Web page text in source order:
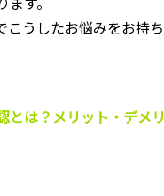
こうしたお悩みをお持
とは？メリット・デメ